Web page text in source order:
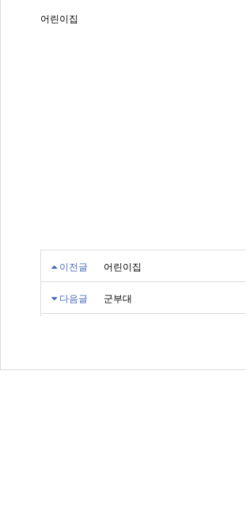
어린이집
이전글 어린이집
다음글 군부대